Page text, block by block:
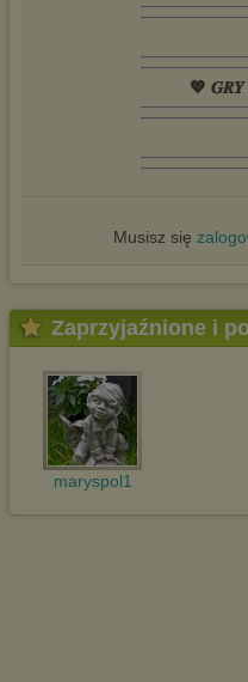
💖
Musisz się
Zaprzyjaźnione i
maryspol1